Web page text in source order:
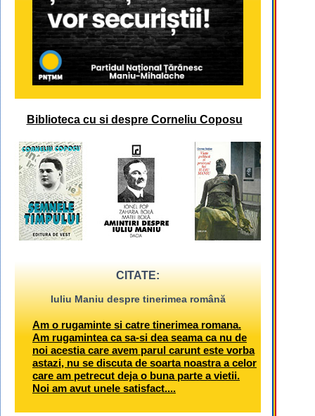
Biblioteca cu si despre Corneliu Coposu
CITATE:
Iuliu Maniu despre tinerimea română
Am o rugaminte si catre tinerimea romana.
Am rugamintea ca sa-si dea seama ca nu de
noi acestia care avem parul carunt este vorba
astazi, nu se discuta de soarta noastra a celor
care am petrecut deja o buna parte a vietii.
Noi am avut unele satisfact....